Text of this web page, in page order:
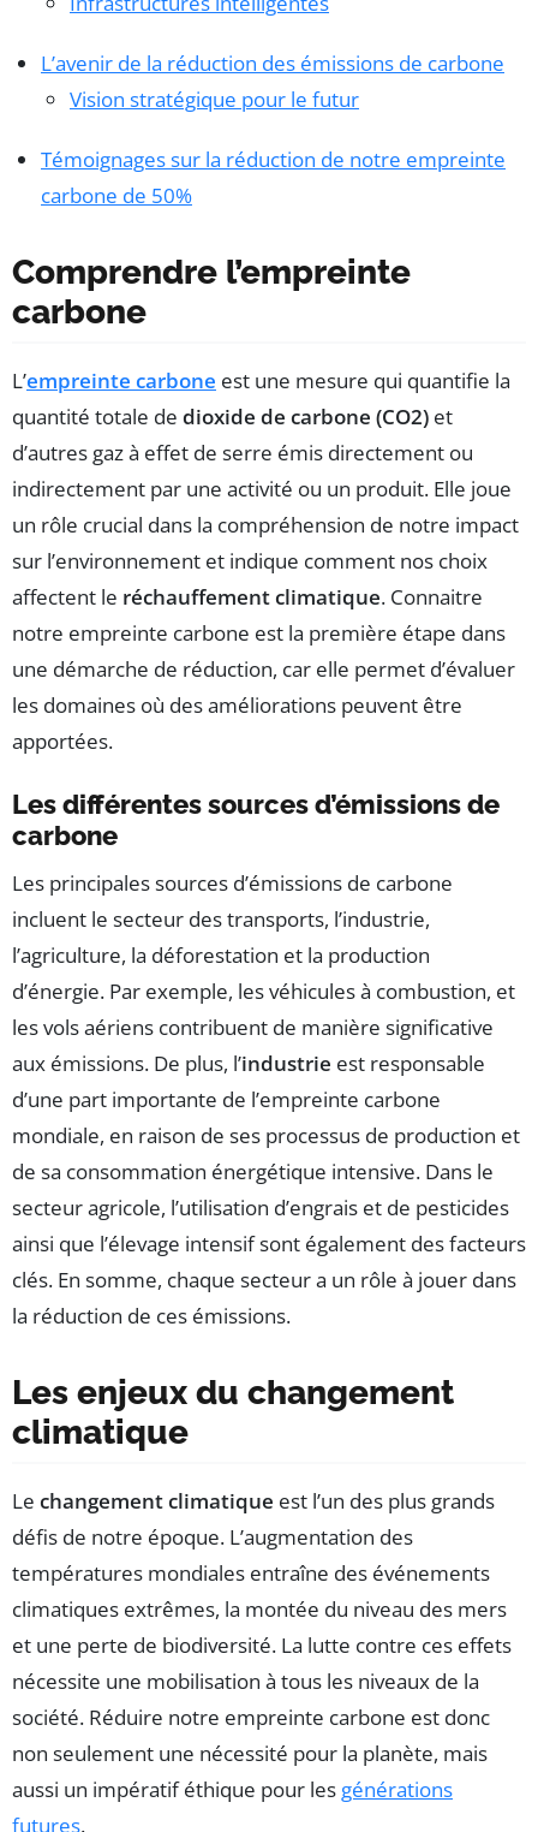
L’avenir de la réduction des émissions de carbone
Vision stratégique pour le futur
Témoignages sur la réduction de notre empreinte
carbone de 50%
Comprendre l’empreinte
carbone
L’empreinte carbone est une mesure qui quantifie la
quantité totale de dioxide de carbone (CO2) et
d’autres gaz à effet de serre émis directement ou
indirectement par une activité ou un produit. Elle joue
un rôle crucial dans la compréhension de notre impact
sur l’environnement et indique comment nos choix
affectent le réchauffement climatique. Connaitre
notre empreinte carbone est la première étape dans
une démarche de réduction, car elle permet d’évaluer
les domaines où des améliorations peuvent être
apportées.
Les différentes sources d’émissions de
carbone
Les principales sources d’émissions de carbone
incluent le secteur des transports, l’industrie,
l’agriculture, la déforestation et la production
d’énergie. Par exemple, les véhicules à combustion, et
les vols aériens contribuent de manière significative
aux émissions. De plus, l’industrie est responsable
d’une part importante de l’empreinte carbone
mondiale, en raison de ses processus de production et
de sa consommation énergétique intensive. Dans le
secteur agricole, l’utilisation d’engrais et de pesticides
ainsi que l’élevage intensif sont également des facteurs
clés. En somme, chaque secteur a un rôle à jouer dans
la réduction de ces émissions.
Les enjeux du changement
climatique
Le changement climatique est l’un des plus grands
défis de notre époque. L’augmentation des
températures mondiales entraîne des événements
climatiques extrêmes, la montée du niveau des mers
et une perte de biodiversité. La lutte contre ces effets
nécessite une mobilisation à tous les niveaux de la
société. Réduire notre empreinte carbone est donc
non seulement une nécessité pour la planète, mais
aussi un impératif éthique pour les générations
futures.